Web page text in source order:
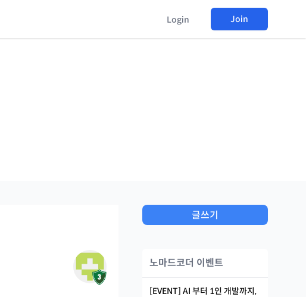
Login Join
글쓰기
노마드코더 이벤트
[EVENT] AI 부터 1인 개발까지,